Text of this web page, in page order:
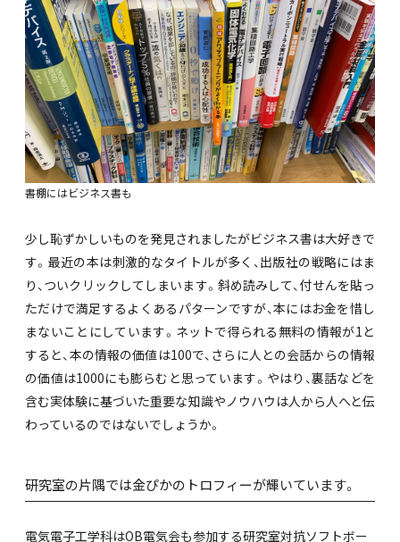
書棚にはビジネス書も
少し恥ずかしいものを発見されましたがビジネス書は大好きで
す。最近の本は刺激的なタイトルが多く、出版社の戦略にはま
り、ついクリックしてしまいます。斜め読みして、付せんを貼っ
ただけで満足するよくあるパターンですが、本にはお金を惜し
まないことにしています。ネットで得られる無料の情報が1と
すると、本の情報の価値は100で、さらに人との会話からの情報
の価値は1000にも膨らむと思っています。やはり、裏話などを
含む実体験に基づいた重要な知識やノウハウは人から人へと伝
わっているのではないでしょうか。
研究室の片隅では金ぴかのトロフィーが輝いています。
電気電子工学科はOB電気会も参加する研究室対抗ソフトボー